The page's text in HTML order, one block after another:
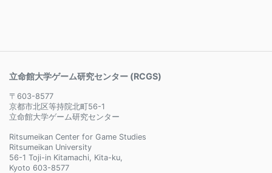
立命館大学ゲーム研究センター (RCGS)
〒603-8577
京都市北区等持院北町56-1
立命館大学ゲーム研究センター
Ritsumeikan Center for Game Studies
Ritsumeikan University
56-1 Toji-in Kitamachi, Kita-ku,
Kyoto 603-8577